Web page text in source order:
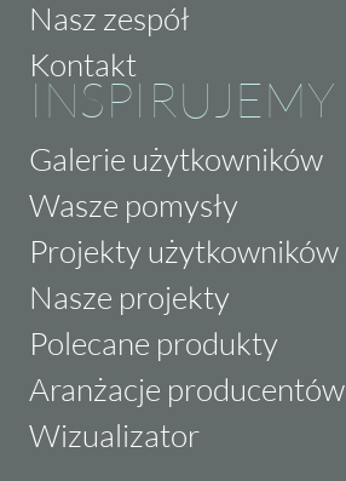
Nasz zespół
Kontakt
INSPIRUJEMY
Galerie użytkowników
Wasze pomysły
Projekty użytkowników
Nasze projekty
Polecane produkty
Aranżacje producentów
Wizualizator